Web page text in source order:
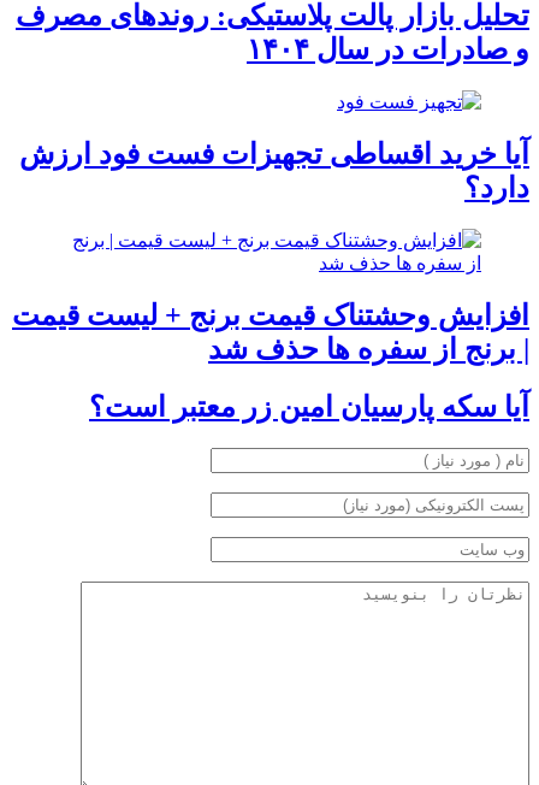
تحلیل بازار پالت پلاستیکی: روندهای مصرف
و صادرات در سال ۱۴۰۴
آیا خرید اقساطی تجهیزات فست فود ارزش
دارد؟
افزایش وحشتناک قیمت برنج + لیست قیمت
| برنج از سفره ها حذف شد
آیا سکه پارسیان امین زر معتبر است؟